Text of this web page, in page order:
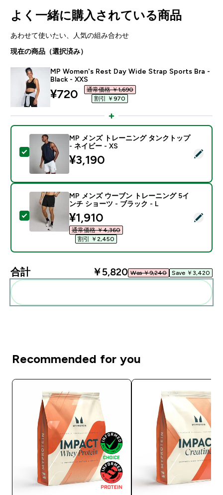
よく一緒に購入されている商品
あわせて使いたい、人気の組み合わせ
現在の商品（選択済み）
MP Women's Rest Day Wide Strap Sports Bra -
Black - XXS
discounted price
¥720‎
通常価格 ￥1,690‎
割引 ￥970‎
この商品を選択 - MP メンズ トレーニング タンクト
MP メンズ トレーニング タンクトップ
- ネイビー - XS
¥3,190‎
この商品を選択 - MP メンズ ウーブン トレーニング
MP メンズ ウーブン トレーニング 5イ
ンチ ショーツ - ブラック - L
discounted price
¥1,910‎
通常価格 ￥4,360‎
割引 ￥2,450‎
合計 ￥5,820‎ Was ￥9,240‎ Save ￥3,420‎
Recommended for you